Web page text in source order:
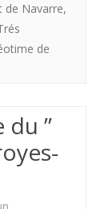
de Navarre,
de
du ”